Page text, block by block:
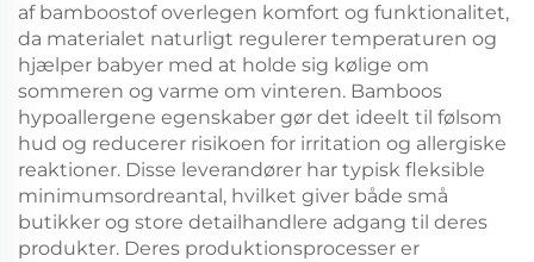
af bamboostof overlegen komfort og funktionalitet,
da materialet naturligt regulerer temperaturen og
hjælper babyer med at holde sig kølige om
sommeren og varme om vinteren. Bamboos
hypoallergene egenskaber gør det ideelt til følsom
hud og reducerer risikoen for irritation og allergiske
reaktioner. Disse leverandører har typisk fleksible
minimumsordreantal, hvilket giver både små
butikker og store detailhandlere adgang til deres
produkter. Deres produktionsprocesser er